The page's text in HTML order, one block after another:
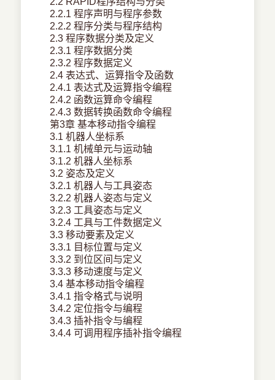
2.2.1 程序声明与程序参数
2.2.2 程序分类与程序结构
2.3 程序数据分类及定义
2.3.1 程序数据分类
2.3.2 程序数据定义
2.4 表达式、运算指令及函数
2.4.1 表达式及运算指令编程
2.4.2 函数运算命令编程
2.4.3 数据转换函数命令编程
第3章 基本移动指令编程
3.1 机器人坐标系
3.1.1 机械单元与运动轴
3.1.2 机器人坐标系
3.2 姿态及定义
3.2.1 机器人与工具姿态
3.2.2 机器人姿态与定义
3.2.3 工具姿态与定义
3.2.4 工具与工件数据定义
3.3 移动要素及定义
3.3.1 目标位置与定义
3.3.2 到位区间与定义
3.3.3 移动速度与定义
3.4 基本移动指令编程
3.4.1 指令格式与说明
3.4.2 定位指令与编程
3.4.3 插补指令与编程
3.4.4 可调用程序插补指令编程